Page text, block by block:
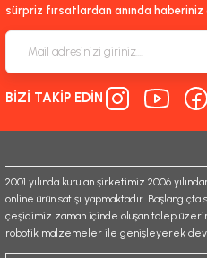
Ürün açıklamasında eksik bilgiler
Ürün bilgilerinde hatalar bulunuyor.
Ürün fiyatı diğer sitelerden daha
sürpriz fırsatlardan anında haberiniz
BİZİ TAKİP EDİN
2001 yılında kurulan şirketimiz 2006
online ürün satışı yapmaktadır.
çeşidimiz zaman içinde oluşan talep
robotik malzemeler ile genişleyerek